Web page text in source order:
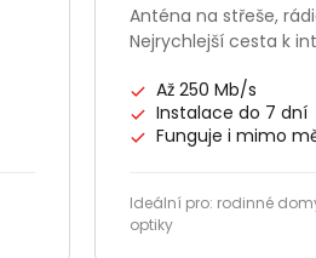
Anténa na střeše,
Nejrychlejší cesta k
Až 250 Mb/s
Instalace do 7 dní
Funguje i mimo
Ideální pro: rodinné
optiky